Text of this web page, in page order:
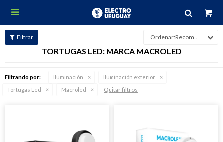

Recomendados
TORTUGAS LED: MARCA MACROLED
Filtrando por: Iluminación
Iluminación exterior
Tortugas Led
Macroled Quitar filtros